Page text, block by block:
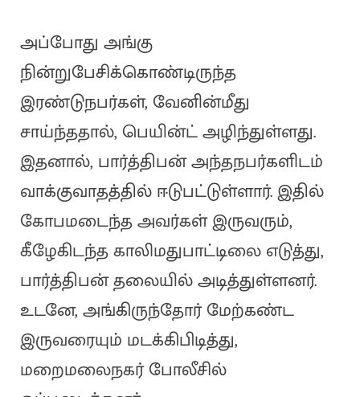
அப்போது அங்கு
நின்றுபேசிக்கொண்டிருந்த
இரண்டுநபர்கள், வேனின்மீது
சாய்ந்ததால், பெயின்ட் அழிந்துள்ளது.
இதனால், பார்த்திபன் அந்தநபர்களிடம்
வாக்குவாதத்தில் ஈடுபட்டுள்ளார். இதில்
கோபமடைந்த அவர்கள் இருவரும்,
கீழேகிடந்த காலிமதுபாட்டிலை எடுத்து,
பார்த்திபன் தலையில் அடித்துள்ளனர்.
உடனே, அங்கிருந்தோர் மேற்கண்ட
இருவரையும் மடக்கிபிடித்து,
மறைமலைநகர் போலீசில்